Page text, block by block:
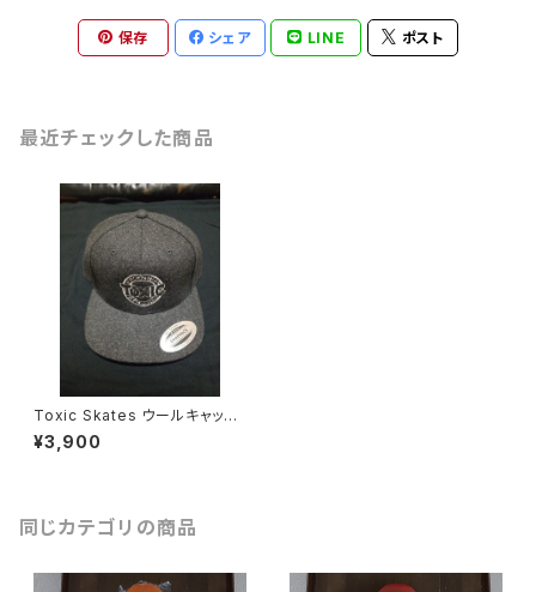
保存 シェア LINE ポスト
最近チェックした商品
Toxic Skates ウールキャップ
(サンプル)
¥3,900
同じカテゴリの商品